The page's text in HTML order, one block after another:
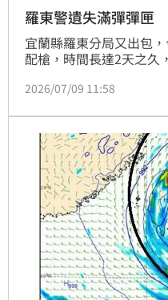
羅東警遺失滿彈彈匣
宜蘭縣羅東分局又出包
配槍，時間長達2天之久
簡直是「人才」聚集地；
2026/07/09 11:58